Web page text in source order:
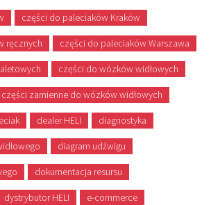
części do paleciaków Kraków
ręcznych części do paleciaków Warszawa
części do wózków widłowych
części zamienne do wózków widłowych
dealer HELI diagnostyka
diagram udźwigu
dokumentacja resursu
dystrybutor HELI e-commerce